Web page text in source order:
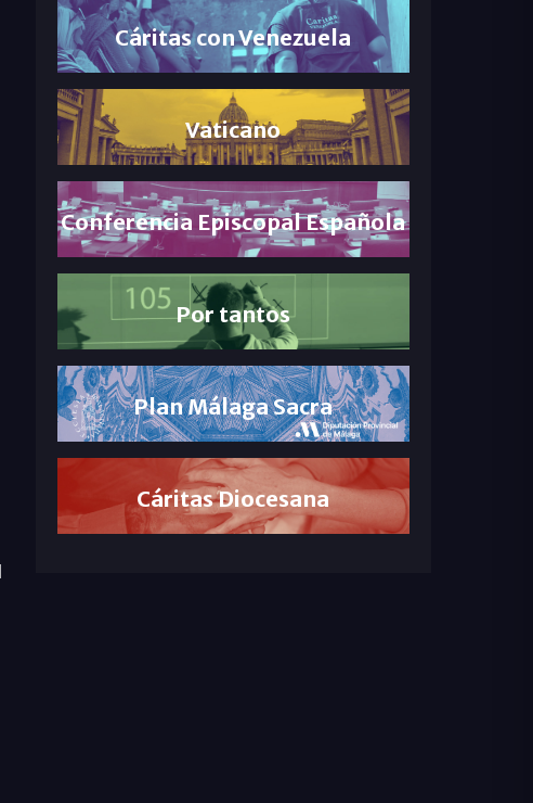
Cáritas con Venezuela
Vaticano
Conferencia Episcopal Española
Por tantos
Plan Málaga Sacra
Cáritas Diocesana